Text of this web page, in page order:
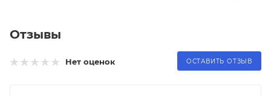
Отзывы
Нет оценок ОСТАВИТЬ ОТЗЫВ